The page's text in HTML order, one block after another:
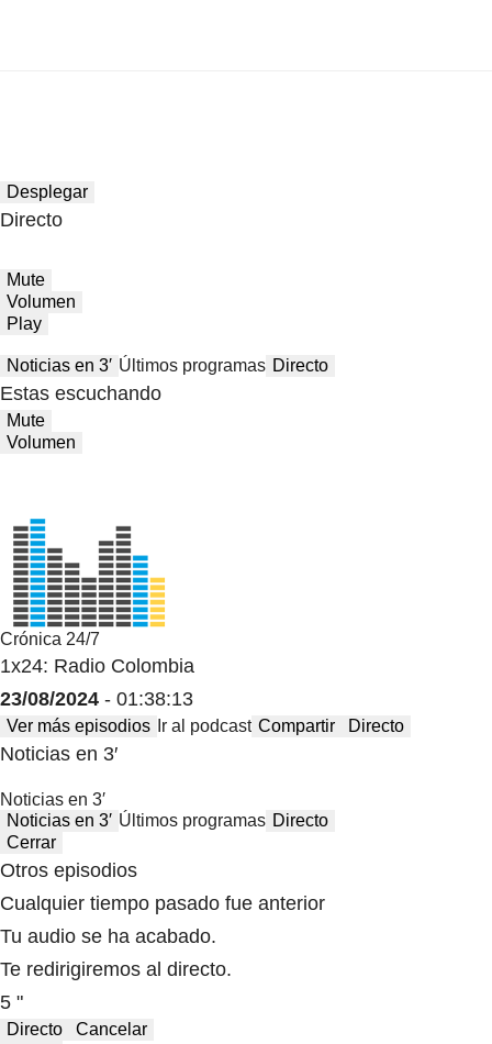
Desplegar
Directo
Mute
Volumen
Play
Noticias en 3′ Últimos programas Directo
Estas escuchando
Mute
Volumen
Crónica 24/7
1x24: Radio Colombia
23/08/2024 - 01:38:13
Ver más episodios Ir al podcast Compartir Directo
Noticias en 3′
Noticias en 3′
Noticias en 3′ Últimos programas Directo
Cerrar
Otros episodios
Cualquier tiempo pasado fue anterior
Tu audio se ha acabado.
Te redirigiremos al directo.
5 "
Directo
Cancelar